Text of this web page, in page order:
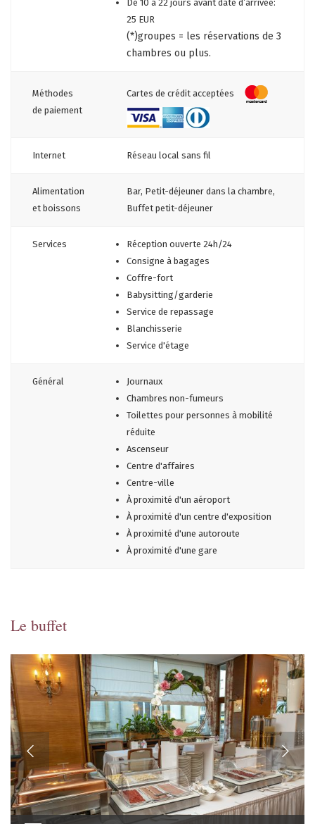
De 10 à 22 jours avant date d’arrivée:
25 EUR
(*)groupes = les réservations de 3
chambres ou plus.
Méthodes
de paiement
Cartes de crédit acceptées
Internet Réseau local sans fil
Alimentation
et boissons
Bar, Petit-déjeuner dans la chambre,
Buffet petit-déjeuner
Services
Réception ouverte 24h/24
Consigne à bagages
Coffre-fort
Babysitting/garderie
Service de repassage
Blanchisserie
Service d'étage
Général
Journaux
Chambres non-fumeurs
Toilettes pour personnes à mobilité
réduite
Ascenseur
Centre d'affaires
Centre-ville
À proximité d'un aéroport
À proximité d'un centre d'exposition
À proximité d'une autoroute
À proximité d'une gare
Le buffet